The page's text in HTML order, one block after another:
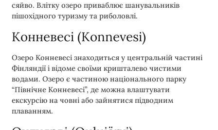
сяйво. Влітку озеро приваблює шанувальників
пішохідного туризму та риболовлі.
Конневесі (Konnevesi)
Озеро Конневесі знаходиться у центральній частині
Фінляндії і відоме своїми кришталево чистими
водами. Озеро є частиною національного парку
“Північне Конневесі”, де можна влаштувати
екскурсію на човні або зайнятися підводним
плаванням.